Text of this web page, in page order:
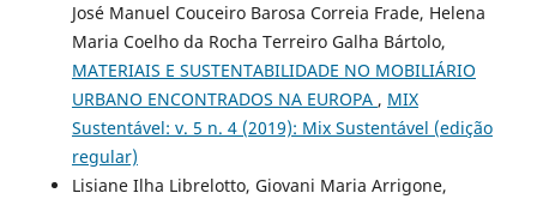
José Manuel Couceiro Barosa Correia Frade, Helena
Maria Coelho da Rocha Terreiro Galha Bártolo,
MATERIAIS E SUSTENTABILIDADE NO MOBILIÁRIO
URBANO ENCONTRADOS NA EUROPA , MIX
Sustentável: v. 5 n. 4 (2019): Mix Sustentável (edição
regular)
Lisiane Ilha Librelotto, Giovani Maria Arrigone,